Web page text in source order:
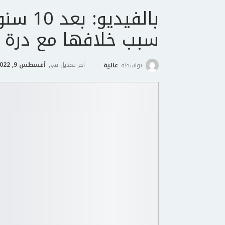
سبب خلافها مع درة
بواسطة عالية أخر تعديل في أغسطس 9, 2022